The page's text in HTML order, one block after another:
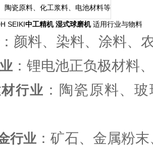
陶瓷原料、化工浆料、电池材料等
SEIKI中工精机 湿式球磨机适用行业与物料
：颜料、染料、涂料、
：锂电池正负极材料
行业 ：陶瓷原料、
行业 ：矿石、金属粉